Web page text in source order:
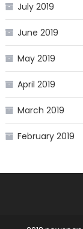
July 2019
June 2019
May 2019
April 2019
March 2019
February 2019